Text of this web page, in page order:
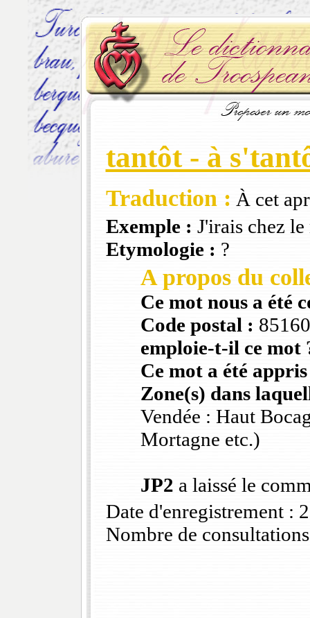
tantôt - à
Traduction : À cet
Exemple : J'irais chez
Etymologie : ?
A propos du
Ce mot nous a été
Code postal :
emploie-t-il ce mot
Ce mot a été
Zone(s) dans
Vendée : Haut
Mortagne etc.)
JP2 a laissé le
Date d'enregistrement :
Nombre de